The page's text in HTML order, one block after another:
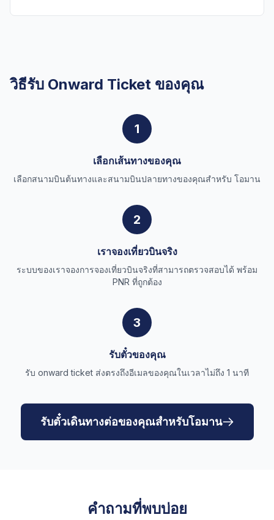
วิธีรับ Onward Ticket ของคุณ
1
เลือกเส้นทางของคุณ
เลือกสนามบินต้นทางและสนามบินปลายทางของคุณสำหรับ โอมาน
2
เราจองเที่ยวบินจริง
ระบบของเราจองการจองเที่ยวบินจริงที่สามารถตรวจสอบได้ พร้อม
PNR ที่ถูกต้อง
3
รับตั๋วของคุณ
รับ onward ticket ส่งตรงถึงอีเมลของคุณในเวลาไม่ถึง 1 นาที
รับตั๋วเดินทางต่อของคุณสำหรับโอมาน
คำถามที่พบบ่อย